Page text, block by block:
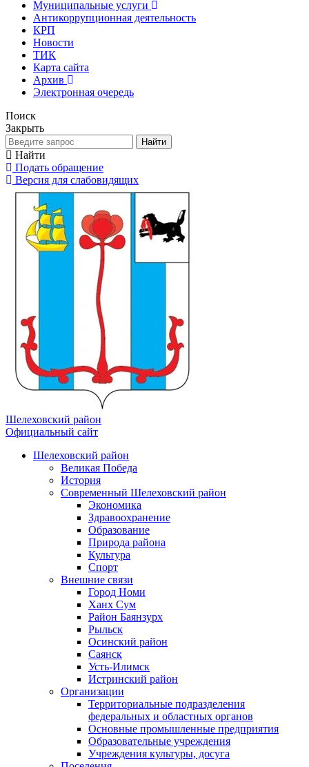
Муниципальные услуги
Антикоррупционная деятельность
КРП
Новости
ТИК
Карта сайта
Архив
Электронная очередь
Поиск
Закрыть
Найти
Найти
Подать обращение
Версия для слабовидящих
Шелеховский район
Официальный сайт
Шелеховский район
Великая Победа
История
Современный Шелеховский район
Экономика
Здравоохранение
Образование
Природа района
Культура
Спорт
Внешние связи
Город Номи
Ханх Сум
Район Баянзурх
Рыльск
Осинский район
Саянск
Усть-Илимск
Истринский район
Организации
Территориальные подразделения
федеральных и областных органов
Основные промышленные предприятия
Образовательные учреждения
Учреждения культуры, досуга